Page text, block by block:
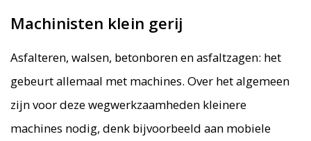
Machinisten klein gerij
Asfalteren, walsen, betonboren en asfaltzagen: het
gebeurt allemaal met machines. Over het algemeen
zijn voor deze wegwerkzaamheden kleinere
machines nodig, denk bijvoorbeeld aan mobiele